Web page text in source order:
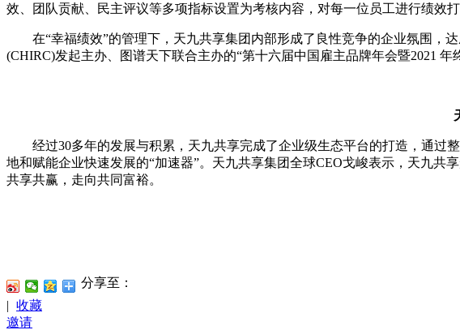
效、团队贡献、民主评议等多项指标设置为考核内容，对每一位员工进行绩效
在“幸福绩效”的管理下，天九共享集团内部形成了良性竞争的企业氛围，达
(CHIRC)发起主办、图谱天下联合主办的“第十六届中国雇主品牌年会暨2021 年
经过30多年的发展与积累，天九共享完成了企业级生态平台的打造，通过
地和赋能企业快速发展的“加速器”。天九共享集团全球CEO戈峻表示，天九共
共享共赢，走向共同富裕。
分享至：
| 收藏
邀请